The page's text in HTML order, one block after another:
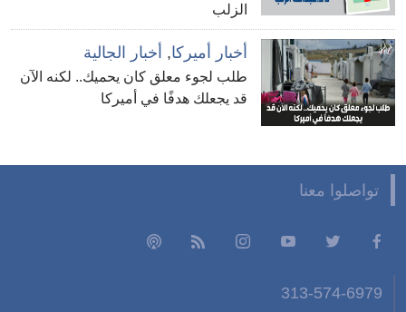
الزلب
أخبار أميركا, أخبار الجالية
طلب لجوء معلق كان يحميك.. لكنه الآن
قد يجعلك هدفًا في أميركا
تواصلوا معنا
313-574-6979